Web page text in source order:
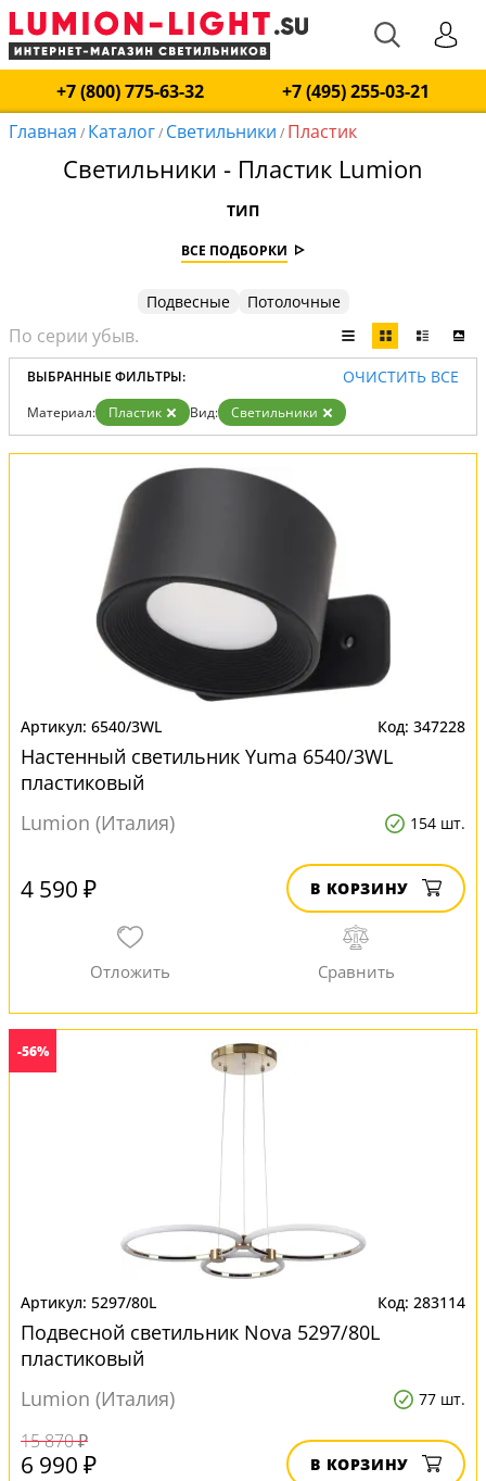
+7 (800) 775-63-32
+7 (495) 255-03-21
Главная / Каталог/ Светильники / Пластик
Светильники - Пластик Lumion
ТИП
ВСЕ ПОДБОРКИ
Подвесные Потолочные
ВЫБРАННЫЕ ФИЛЬТРЫ: ОЧИСТИТЬ ВСЕ
Материал: Пластик Вид: Светильники
6540/3WL 347228
Настенный светильник Yuma 6540/3WL
пластиковый
Lumion (Италия)
154 шт.
4 590 ₽ В КОРЗИНУ
-56%
5297/80L 283114
Подвесной светильник Nova 5297/80L
пластиковый
Lumion (Италия)
77 шт.
15 870 ₽
6 990 ₽ В КОРЗИНУ